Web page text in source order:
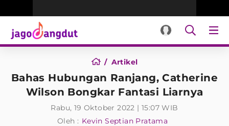
Artikel
Bahas Hubungan Ranjang, Catherine
Wilson Bongkar Fantasi Liarnya
Rabu, 19 Oktober 2022 | 15:07 WIB
Oleh : Kevin Septian Pratama